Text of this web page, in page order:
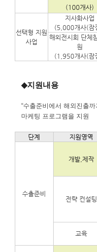
(100개사)
선택형 지원
사업
지사화사업
(5,000개사(잠
해외전시회 단체
원
(1,950개사(잠
◆지원내용
“수출준비에서 해외진출까
마케팅 프로그램을 지원
단계 지원영역
수출준비
개발,제작
전략 컨설팅
교육